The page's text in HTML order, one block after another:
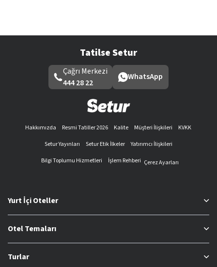
Tatilse Setur
Çağrı Merkezi
444 28 22
WhatsApp
Hakkımızda Resmi Tatiller 2026 Kalite Müşteri İlişkileri
KVKK
Setur Yayınları
Setur Etik İlkeler
Yatırımcı İlişkileri
Bilgi Toplumu Hizmetleri
İşlem Rehberi Çerez Ayarları
Yurt İçi Oteller
Otel Temaları
Turlar